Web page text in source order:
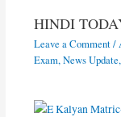
HINDI
Leave a Comment /
Exam,News Update,